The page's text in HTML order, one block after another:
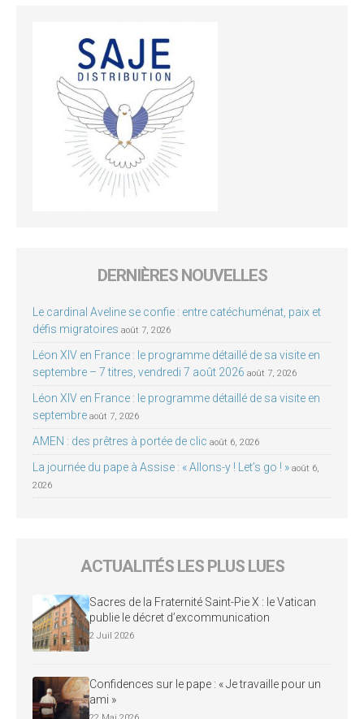
DERNIÈRES NOUVELLES
Le cardinal Aveline se confie : entre catéchuménat, paix et
défis migratoires août 7, 2026
Léon XIV en France : le programme détaillé de sa visite en
septembre – 7 titres, vendredi 7 août 2026 août 7, 2026
Léon XIV en France : le programme détaillé de sa visite en
septembre août 7, 2026
AMEN : des prêtres à portée de clic août 6, 2026
La journée du pape à Assise : « Allons-y ! Let’s go ! » août 6,
2026
ACTUALITÉS LES PLUS LUES
Sacres de la Fraternité Saint-Pie X : le Vatican
publie le décret d’excommunication
2 Juil 2026
Confidences sur le pape : « Je travaille pour un
ami »